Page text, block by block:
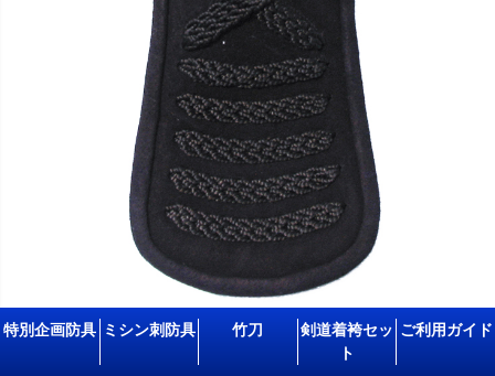
×飾五段飾
特別企画防具 ミシン刺防具 竹刀
剣道着袴セッ
ト
ご利用ガイド